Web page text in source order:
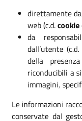
direttamente
web (c.d.
da
dall’utente (c.d.
della
riconducibili a
immagini,
Le informazioni
conservate dal